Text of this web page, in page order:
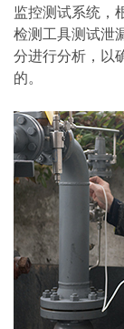
监控测试系统，
检测工具测试泄
分进行分析，以
的。